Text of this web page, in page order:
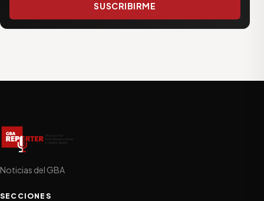
SUSCRIBIRME
Noticias del GBA
SECCIONES